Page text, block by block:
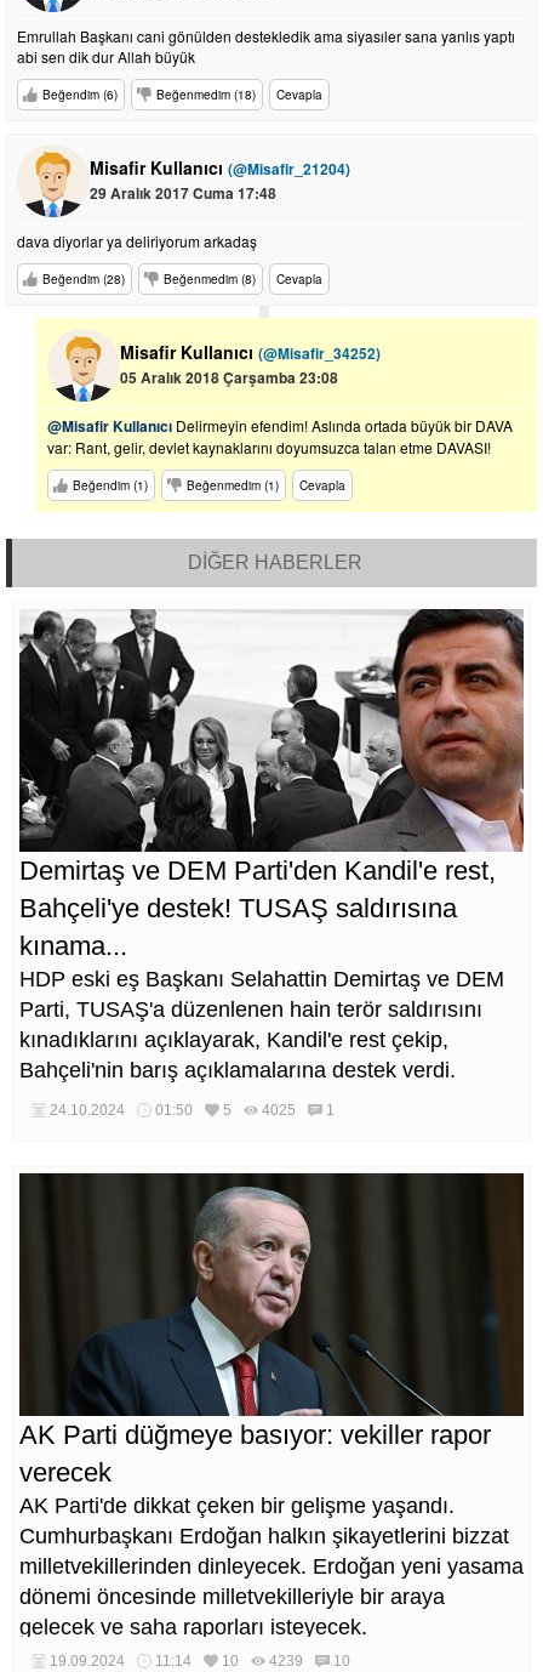
Emrullah Başkanı cani gönülden destekledik ama siyasıler sana yanlıs yaptı
abi sen dik dur Allah büyük
Beğendim (6) Beğenmedim (18) Cevapla
Misafir Kullanıcı (@Misafir_21204)
29 Aralık 2017 Cuma 17:48
dava diyorlar ya deliriyorum arkadaş
Beğendim (28) Beğenmedim (8) Cevapla
Misafir Kullanıcı (@Misafir_34252)
05 Aralık 2018 Çarşamba 23:08
@Misafir Kullanıcı Delirmeyin efendim! Aslında ortada büyük bir DAVA
var: Rant, gelir, devlet kaynaklarını doyumsuzca talan etme DAVASI!
Beğendim (1) Beğenmedim (1) Cevapla
DİĞER HABERLER
Demirtaş ve DEM Parti'den Kandil'e rest,
Bahçeli'ye destek! TUSAŞ saldırısına
kınama...
HDP eski eş Başkanı Selahattin Demirtaş ve DEM
Parti, TUSAŞ'a düzenlenen hain terör saldırısını
kınadıklarını açıklayarak, Kandil'e rest çekip,
Bahçeli'nin barış açıklamalarına destek verdi.
24.10.2024 01:50 5 4025 1
AK Parti düğmeye basıyor: vekiller rapor
verecek
AK Parti'de dikkat çeken bir gelişme yaşandı.
Cumhurbaşkanı Erdoğan halkın şikayetlerini bizzat
milletvekillerinden dinleyecek. Erdoğan yeni yasama
dönemi öncesinde milletvekilleriyle bir araya
gelecek ve saha raporları isteyecek.
19.09.2024 11:14 10 4239 10